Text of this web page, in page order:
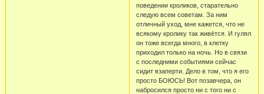
поведении кроликов, старательно
следую всем советам. За ним
отличный уход, мне кажется, что не
всякому кролику так живётся. И гулял
он тоже всегда много, в клетку
приходил только на ночь. Но в связи
с последними событиями сейчас
сидит взаперти. Дело в том, что я его
просто БОЮСЬ! Вот позавчера, он
набросился просто ни с того ни с